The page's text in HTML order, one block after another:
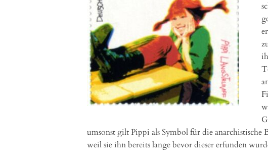
umsonst gilt Pippi als Symbol für die anarchistische
weil sie ihn bereits lange bevor dieser erfunden